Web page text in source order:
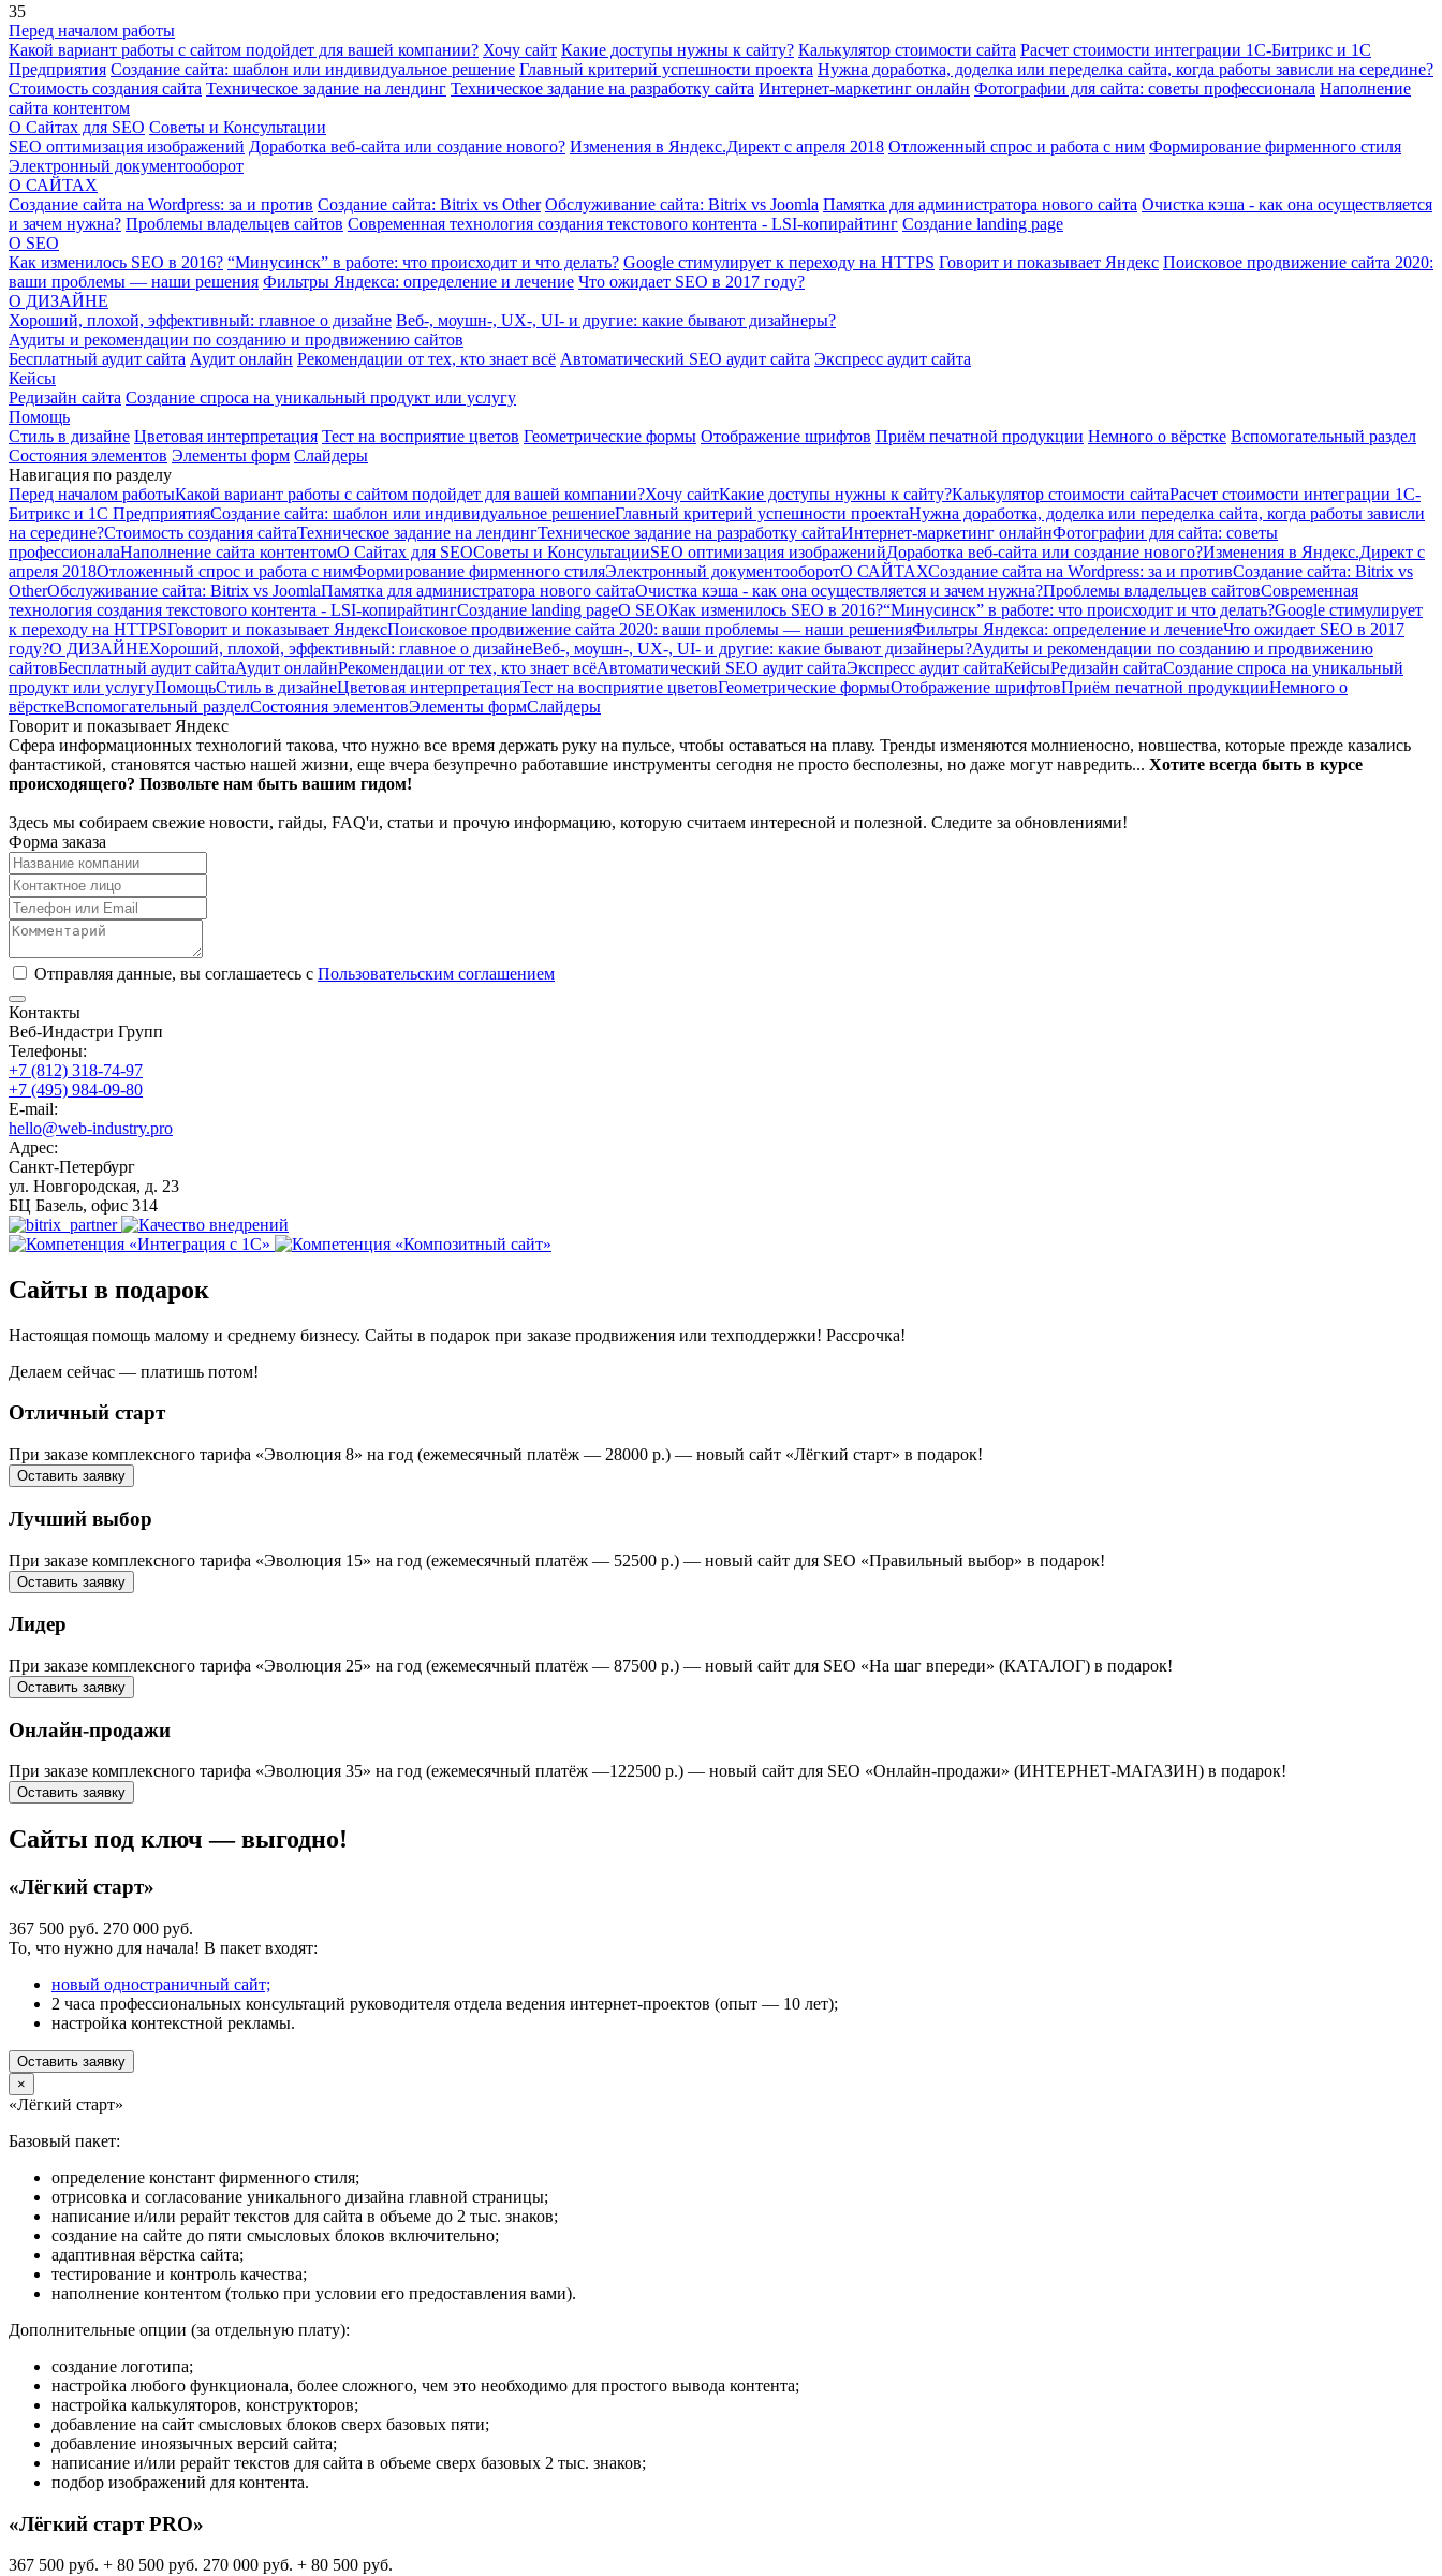
35
Перед началом работы
Какой вариант работы с сайтом подойдет для вашей компании? Хочу сайт Какие доступы нужны к сайту? Калькулятор стоимости сайта Расчет стоимости интеграции 1С-Битрикс и 1С
Предприятия Создание сайта: шаблон или индивидуальное решение Главный критерий успешности проекта Нужна доработка, доделка или переделка сайта, когда работы зависли на середине?
Стоимость создания сайта Техническое задание на лендинг Техническое задание на разработку сайта Интернет-маркетинг онлайн Фотографии для сайта: советы профессионала Наполнение
сайта контентом
О Сайтах для SEO Советы и Консультации
SEO оптимизация изображений Доработка веб-сайта или создание нового? Изменения в Яндекс.Директ с апреля 2018 Отложенный спрос и работа с ним Формирование фирменного стиля
Электронный документооборот
О САЙТАХ
Создание сайта на Wordpress: за и против Создание сайта: Bitrix vs Other Обслуживание сайта: Bitrix vs Joomla Памятка для администратора нового сайта Очистка кэша - как она осуществляется
и зачем нужна? Проблемы владельцев сайтов Современная технология создания текстового контента - LSI-копирайтинг Создание landing page
О SEO
Как изменилось SEO в 2016? “Минусинск” в работе: что происходит и что делать? Google стимулирует к переходу на HTTPS Говорит и показывает Яндекс Поисковое продвижение сайта 2020:
ваши проблемы — наши решения Фильтры Яндекса: определение и лечение Что ожидает SEO в 2017 году?
О ДИЗАЙНЕ
Хороший, плохой, эффективный: главное о дизайне Веб-, моушн-, UX-, UI- и другие: какие бывают дизайнеры?
Аудиты и рекомендации по созданию и продвижению сайтов
Бесплатный аудит сайта Аудит онлайн Рекомендации от тех, кто знает всё Автоматический SEO аудит сайта Экспресс аудит сайта
Кейсы
Редизайн сайта Создание спроса на уникальный продукт или услугу
Помощь
Стиль в дизайне Цветовая интерпретация Тест на восприятие цветов Геометрические формы Отображение шрифтов Приём печатной продукции Немного о вёрстке Вспомогательный раздел
Состояния элементов Элементы форм Слайдеры
Навигация по разделу
Перед началом работыКакой вариант работы с сайтом подойдет для вашей компании?Хочу сайтКакие доступы нужны к сайту?Калькулятор стоимости сайтаРасчет стоимости интеграции 1С-
Битрикс и 1С ПредприятияСоздание сайта: шаблон или индивидуальное решениеГлавный критерий успешности проектаНужна доработка, доделка или переделка сайта, когда работы зависли
на середине?Стоимость создания сайтаТехническое задание на лендингТехническое задание на разработку сайтаИнтернет-маркетинг онлайнФотографии для сайта: советы
профессионалаНаполнение сайта контентомО Сайтах для SEOСоветы и КонсультацииSEO оптимизация изображенийДоработка веб-сайта или создание нового?Изменения в Яндекс.Директ с
апреля 2018Отложенный спрос и работа с нимФормирование фирменного стиляЭлектронный документооборотО САЙТАХСоздание сайта на Wordpress: за и противСоздание сайта: Bitrix vs
OtherОбслуживание сайта: Bitrix vs JoomlaПамятка для администратора нового сайтаОчистка кэша - как она осуществляется и зачем нужна?Проблемы владельцев сайтовСовременная
технология создания текстового контента - LSI-копирайтингСоздание landing pageО SEOКак изменилось SEO в 2016?“Минусинск” в работе: что происходит и что делать?Google стимулирует
к переходу на HTTPSГоворит и показывает ЯндексПоисковое продвижение сайта 2020: ваши проблемы — наши решенияФильтры Яндекса: определение и лечениеЧто ожидает SEO в 2017
году?О ДИЗАЙНЕХороший, плохой, эффективный: главное о дизайнеВеб-, моушн-, UX-, UI- и другие: какие бывают дизайнеры?Аудиты и рекомендации по созданию и продвижению
сайтовБесплатный аудит сайтаАудит онлайнРекомендации от тех, кто знает всёАвтоматический SEO аудит сайтаЭкспресс аудит сайтаКейсыРедизайн сайтаСоздание спроса на уникальный
продукт или услугуПомощьСтиль в дизайнеЦветовая интерпретацияТест на восприятие цветовГеометрические формыОтображение шрифтовПриём печатной продукцииНемного о
вёрсткеВспомогательный разделСостояния элементовЭлементы формСлайдеры
Говорит и показывает Яндекс
Сфера информационных технологий такова, что нужно все время держать руку на пульсе, чтобы оставаться на плаву. Тренды изменяются молниеносно, новшества, которые прежде казались
фантастикой, становятся частью нашей жизни, еще вчера безупречно работавшие инструменты сегодня не просто бесполезны, но даже могут навредить... Хотите всегда быть в курсе
происходящего? Позвольте нам быть вашим гидом!
Здесь мы собираем свежие новости, гайды, FAQ'и, статьи и прочую информацию, которую считаем интересной и полезной. Следите за обновлениями!
Форма заказа
Отправляя данные, вы соглашаетесь с Пользовательским соглашением
Контакты
Веб-Индастри Групп
Телефоны:
+7 (812) 318-74-97
+7 (495) 984-09-80
E-mail:
hello@web-industry.pro
Адрес:
Санкт-Петербург
ул. Новгородская, д. 23
БЦ Базель, офис 314
Сайты в подарок
Настоящая помощь малому и среднему бизнесу. Сайты в подарок при заказе продвижения или техподдержки! Рассрочка!
Делаем сейчас — платишь потом!
Отличный старт
При заказе комплексного тарифа «Эволюция 8» на год (ежемесячный платёж — 28000 р.) — новый сайт «Лёгкий старт» в подарок!
Оставить заявку
Лучший выбор
При заказе комплексного тарифа «Эволюция 15» на год (ежемесячный платёж — 52500 р.) — новый сайт для SEO «Правильный выбор» в подарок!
Оставить заявку
Лидер
При заказе комплексного тарифа «Эволюция 25» на год (ежемесячный платёж — 87500 р.) — новый сайт для SEO «На шаг впереди» (КАТАЛОГ) в подарок!
Оставить заявку
Онлайн-продажи
При заказе комплексного тарифа «Эволюция 35» на год (ежемесячный платёж —122500 р.) — новый сайт для SEO «Онлайн-продажи» (ИНТЕРНЕТ-МАГАЗИН) в подарок!
Оставить заявку
Сайты под ключ — выгодно!
«Лёгкий старт»
367 500 руб. 270 000 руб.
То, что нужно для начала! В пакет входят:
новый одностраничный сайт;
2 часа профессиональных консультаций руководителя отдела ведения интернет-проектов (опыт — 10 лет);
настройка контекстной рекламы.
Оставить заявку
×
«Лёгкий старт»
Базовый пакет:
определение констант фирменного стиля;
отрисовка и согласование уникального дизайна главной страницы;
написание и/или рерайт текстов для сайта в объеме до 2 тыс. знаков;
создание на сайте до пяти смысловых блоков включительно;
адаптивная вёрстка сайта;
тестирование и контроль качества;
наполнение контентом (только при условии его предоставления вами).
Дополнительные опции (за отдельную плату):
создание логотипа;
настройка любого функционала, более сложного, чем это необходимо для простого вывода контента;
настройка калькуляторов, конструкторов;
добавление на сайт смысловых блоков сверх базовых пяти;
добавление иноязычных версий сайта;
написание и/или рерайт текстов для сайта в объеме сверх базовых 2 тыс. знаков;
подбор изображений для контента.
«Лёгкий старт PRO»
367 500 руб. + 80 500 руб. 270 000 руб. + 80 500 руб.